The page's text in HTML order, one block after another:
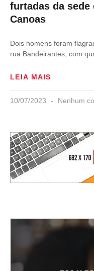
furtadas da sede
Canoas
Dois homens foram
rua Bandeirantes, com
LEIA MAIS
10/07/2023 Nenhum